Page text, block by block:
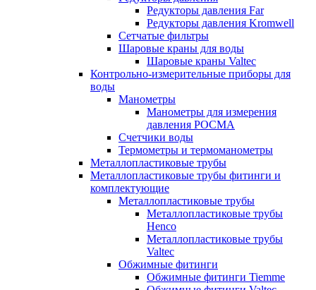
Редукторы давления Far
Редукторы давления Kromwell
Сетчатые фильтры
Шаровые краны для воды
Шаровые краны Valtec
Контрольно-измерительные приборы для
воды
Манометры
Манометры для измерения
давления РОСМА
Счетчики воды
Термометры и термоманометры
Металлопластиковые трубы
Металлопластиковые трубы фитинги и
комплектующие
Металлопластиковые трубы
Металлопластиковые трубы
Henco
Металлопластиковые трубы
Valtec
Обжимные фитинги
Обжимные фитинги Tiemme